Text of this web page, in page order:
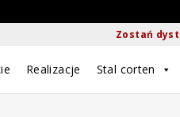
Zostań
Realizacje Stal corten